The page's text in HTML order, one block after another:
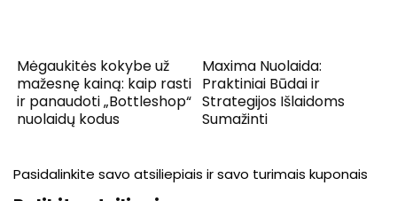
Mėgaukitės kokybe už
mažesnę kainą: kaip rasti
ir panaudoti „Bottleshop“
nuolaidų kodus
Maxima Nuolaida:
Praktiniai Būdai ir
Strategijos Išlaidoms
Sumažinti
Pasidalinkite savo atsiliepiais ir savo turimais kuponais